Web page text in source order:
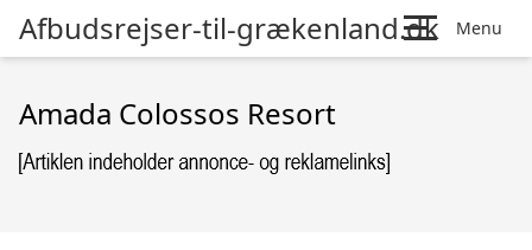
Afbudsrejser-til-grækenland.dk Menu
Amada Colossos Resort